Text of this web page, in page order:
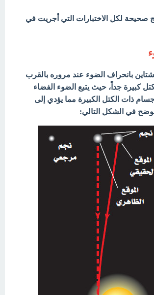
صحيحة لكل الاختبارات التي أجريت في
بانحراف الضوء عند مروره بالقرب
كبيرة جداً، حيث يتبع الضوء الفضاء
ذات الكتل الكبيرة مما يؤدي إلى
موضح في الشكل التالي: